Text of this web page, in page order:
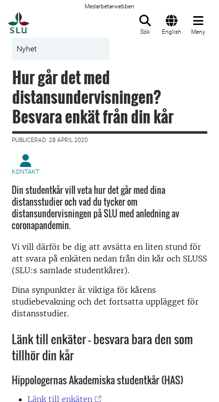
Medarbetarwebben
Sök English Meny
Nyhet
Hur går det med
distansundervisningen?
Besvara enkät från din kår
PUBLICERAD: 28 APRIL 2020
KONTAKT
Din studentkår vill veta hur det går med dina
distansstudier och vad du tycker om
distansundervisningen på SLU med anledning av
coronapandemin.
Vi vill därför be dig att avsätta en liten stund för
att svara på enkäten nedan från din kår och SLUSS
(SLU:s samlade studentkårer).
Dina synpunkter är viktiga för kårens
studiebevakning och det fortsatta upplägget för
distansstudier.
Länk till enkäter - besvara bara den som
tillhör din kår
Hippologernas Akademiska studentkår (HAS)
Länk till enkäten